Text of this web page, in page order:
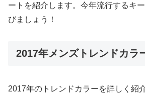
ートを紹介します。今年流行するキ
びましょう！
2017年メンズトレンドカラ
2017年のトレンドカラーを詳しく紹